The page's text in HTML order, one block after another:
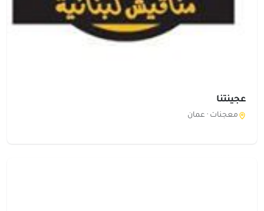
عجينتنا
معجنات · عمان